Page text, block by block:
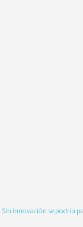
Sin innovación se podría